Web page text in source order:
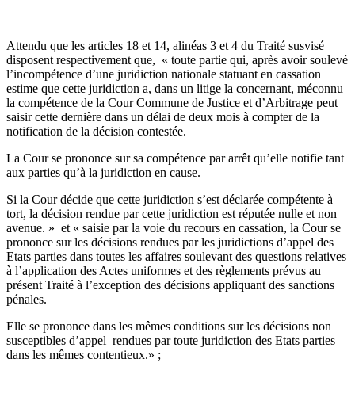
Attendu que les articles 18 et 14, alinéas 3 et 4 du Traité susvisé
disposent respectivement que, « toute partie qui, après avoir soulevé
l’incompétence d’une juridiction nationale statuant en cassation
estime que cette juridiction a, dans un litige la concernant, méconnu
la compétence de la Cour Commune de Justice et d’Arbitrage peut
saisir cette dernière dans un délai de deux mois à compter de la
notification de la décision contestée.
La Cour se prononce sur sa compétence par arrêt qu’elle notifie tant
aux parties qu’à la juridiction en cause.
Si la Cour décide que cette juridiction s’est déclarée compétente à
tort, la décision rendue par cette juridiction est réputée nulle et non
avenue. » et « saisie par la voie du recours en cassation, la Cour se
prononce sur les décisions rendues par les juridictions d’appel des
Etats parties dans toutes les affaires soulevant des questions relatives
à l’application des Actes uniformes et des règlements prévus au
présent Traité à l’exception des décisions appliquant des sanctions
pénales.
Elle se prononce dans les mêmes conditions sur les décisions non
susceptibles d’appel rendues par toute juridiction des Etats parties
dans les mêmes contentieux.» ;